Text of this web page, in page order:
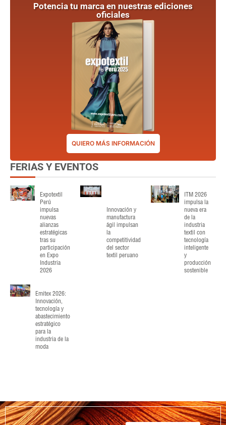
Potencia tu marca en nuestras ediciones
oficiales
QUIERO MÁS INFORMACIÓN
FERIAS Y EVENTOS
Expotextil
Perú
impulsa
nuevas
alianzas
estratégicas
tras su
participación
en Expo
Industria
2026
Innovación y
manufactura
ágil impulsan
la
competitividad
del sector
textil peruano
ITM 2026
impulsa la
nueva era
de la
industria
textil con
tecnología
inteligente
y
producción
sostenible
Emitex 2026:
Innovación,
tecnología y
abastecimiento
estratégico
para la
industria de la
moda